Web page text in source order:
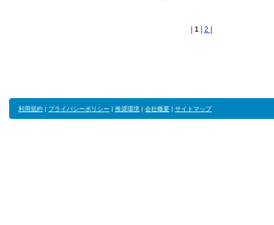
1 2
利用規約 | プライバシーポリシー | 推奨環境 | 会社概要 | サイトマップ